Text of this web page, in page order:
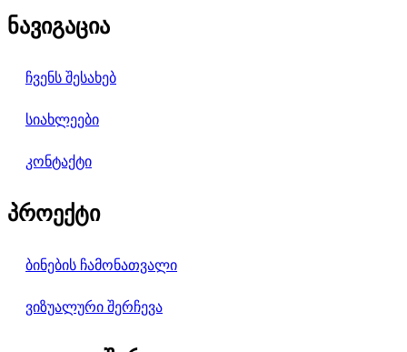
ნავიგაცია
ჩვენს შესახებ
სიახლეები
კონტაქტი
პროექტი
ბინების ჩამონათვალი
ვიზუალური შერჩევა